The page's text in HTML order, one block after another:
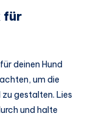
für
deinen Hund
um die
gestalten. Lies
und halte